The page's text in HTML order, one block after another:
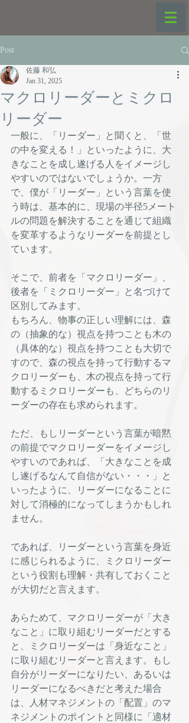
Post
マクロリーダーとミクロ
リーダー
佐藤 和弘
Jan 31, 2025
一般に、「リーダー」と聞くと、「世
の中を変える！」といったように、大
きなことを成し遂げる人をイメージし
やすいのではないでしょうか。一方
で、僕が「リーダー」という言葉を使
う時は、基本的に、現場の半径5メート
ルの問題を解決することを通じて組織
を変革するようなリーダーを前提とし
ています。
そこで、前者を「マクロリーダー」、
後者を「ミクロリーダー」と名づけて
区別してみます。
もちろん、物事の正しい理解には、森
の（抽象的な）視点を持つことも木の
（具体的な）視点を持つことも大切で
すので、森の視点を持って行動するマ
クロリーダーも、木の視点を持って行
動するミクロリーダーも、どちらのリ
ーダーの存在も求められます。
ただ、もしリーダーという言葉が暗黙
の前提でマクロリーダーをイメージし
やすいのであれば、「大きなことを成
し遂げるなんて自信がない・・・」と
いったように、リーダーになることに
対して消極的になってしまうかもしれ
ません。
であれば、リーダーという言葉を身近
に感じられるように、ミクロリーダー
という役割も理解・共有しておくこと
が大切だと言えます。
あらためて、マクロリーダーが「大き
なこと」に取り組むリーダーだとする
と、ミクロリーダーは「身近なこと」
に取り組むリーダーと言えます。もし
自分がリーダーになりたい、あるいは
リーダーになるべきだと考えた場合
は、人材マネジメントの「配置」のマ
ネジメントのポイントと同様に「適材